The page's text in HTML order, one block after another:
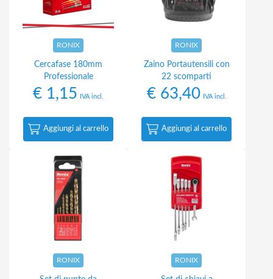
RONIX
Cercafase 180mm
Professionale
€ 1,15 IVA incl.
Aggiungi al carrello
RONIX
Zaino Portautensili con
22 scomparti
€63,40 IVA incl.
Aggiungi al carrello
RONIX RONIX